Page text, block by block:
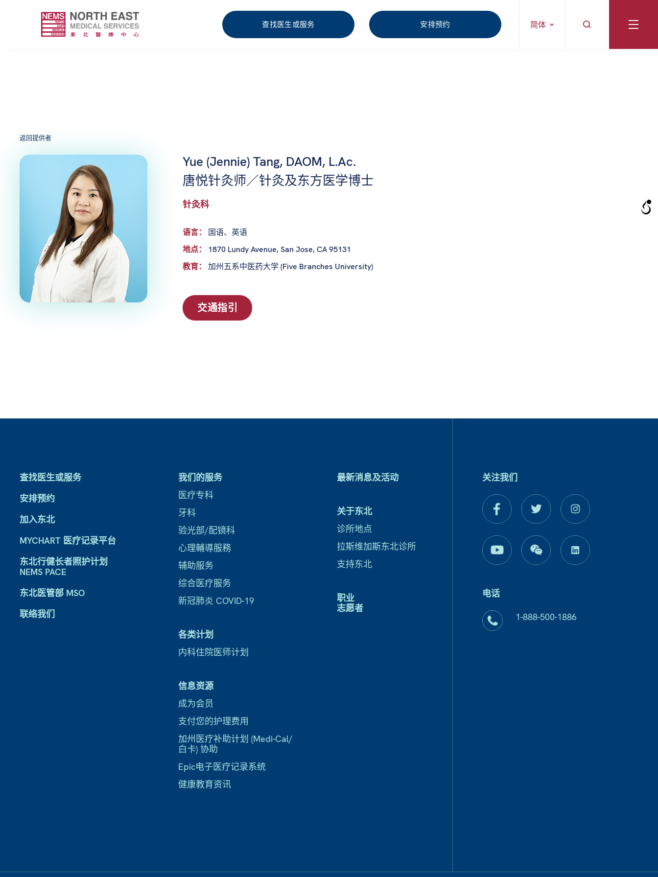
查找医生或服务 安排预约 简体
返回提供者
Yue (Jennie) Tang, DAOM, L.Ac.
唐悦针灸师／针灸及东方医学博士
针灸科
语言： 国语、英语
地点：
1870 Lundy Avenue, San Jose, CA 95131
教育：
加州五系中医药大学 (Five Branches University)
交通指引
查找医生或服务
安排预约
加入东北
MYCHART 医疗记录平台
东北行健长者照护计划
NEMS PACE
东北医管部 MSO
联络我们
我们的服务
医疗专科
牙科
验光部/配镜科
心理輔導服務
辅助服务
综合医疗服务
新冠肺炎 COVID-19
各类计划
内科住院医师计划
信息资源
成为会员
支付您的护理费用
加州医疗补助计划 (Medi-Cal/
白卡) 协助
Epic电子医疗记录系统
健康教育资讯
最新消息及活动
关于东北
诊所地点
拉斯维加斯东北诊所
支持东北
职业
志愿者
关注我们
电话
1-888-500-1886